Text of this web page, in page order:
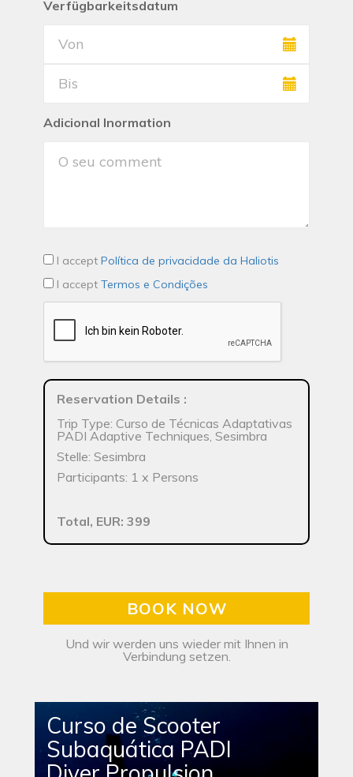
Verfügbarkeitsdatum
Adicional Inormation
I accept Política de privacidade da Haliotis
I accept Termos e Condições
Reservation Details :
Trip Type: Curso de Técnicas Adaptativas
PADI Adaptive Techniques, Sesimbra
Stelle: Sesimbra
Participants: 1 x Persons
Total, EUR: 399
BOOK NOW
Und wir werden uns wieder mit Ihnen in
Verbindung setzen.
Curso de Scooter
Subaquática PADI